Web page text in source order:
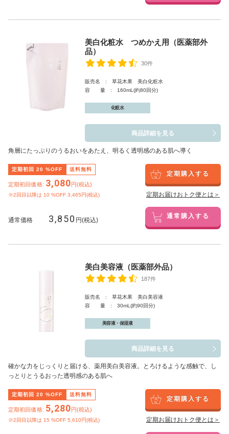
美白化粧水 つめかえ用（医薬部外
品）
30件
販売名 : 草花木果 美白化粧水
容 量 : 160mL(約80回分)
化粧水
商品詳細を見る
角層にたっぷりのうるおいをあたえ、明るく透明感のある肌へ導く
定期初回 20 %OFF 送料無料
定期初回価格: 3,080円(税込)
※2回目以降は 10 %OFF 3,465円(税込)
定期購入する
定期お届けおトク便とは＞
通常価格 3,850 円(税込) 通常購入する
美白美容液（医薬部外品）
187件
販売名 : 草花木果 美白美容液
容 量 : 30mL(約90回分)
美容液・保湿液
商品詳細を見る
確かな力をじっくりと届ける、薬用美白美容液。とろけるような感触で、し
っとりとうるおった透明感のある肌へ
定期初回 20 %OFF 送料無料
定期初回価格: 5,280円(税込)
※2回目以降は 15 %OFF 5,610円(税込)
定期購入する
定期お届けおトク便とは＞